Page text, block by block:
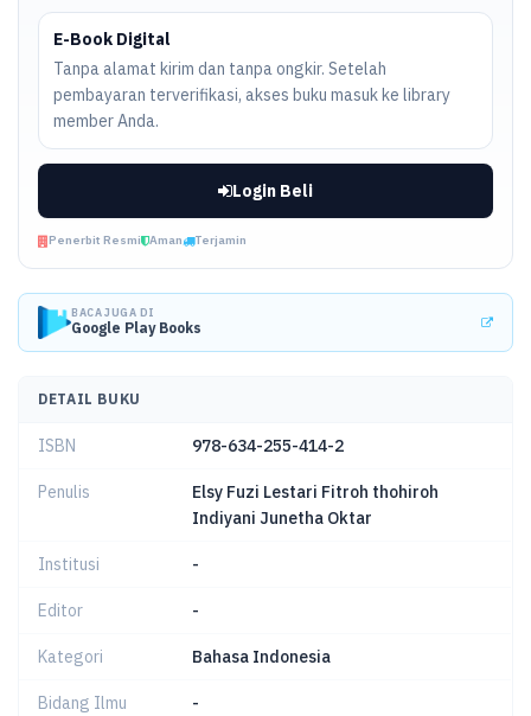
E-Book Digital
Tanpa alamat kirim dan tanpa ongkir. Setelah
pembayaran terverifikasi, akses buku masuk ke library
member Anda.
Login Beli
Penerbit Resmi Aman Terjamin
BACA JUGA DI
Google Play Books
DETAIL BUKU
ISBN 978-634-255-414-2
Penulis
Elsy Fuzi Lestari Fitroh thohiroh
Indiyani Junetha Oktar
Institusi -
Editor -
Kategori Bahasa Indonesia
Bidang Ilmu -